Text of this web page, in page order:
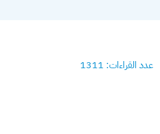
عدد القراءات: 1311